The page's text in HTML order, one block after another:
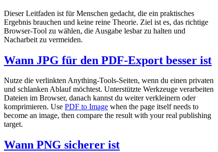
Dieser Leitfaden ist für Menschen gedacht, die ein praktisches
Ergebnis brauchen und keine reine Theorie. Ziel ist es, das richtige
Browser-Tool zu wählen, die Ausgabe lesbar zu halten und
Nacharbeit zu vermeiden.
Wann JPG für den PDF-Export besser ist
Nutze die verlinkten Anything-Tools-Seiten, wenn du einen privaten
und schlanken Ablauf möchtest. Unterstützte Werkzeuge verarbeiten
Dateien im Browser, danach kannst du weiter verkleinern oder
komprimieren. Use PDF to Image when the page itself needs to
become an image, then compare the result with your real publishing
target.
Wann PNG sicherer ist